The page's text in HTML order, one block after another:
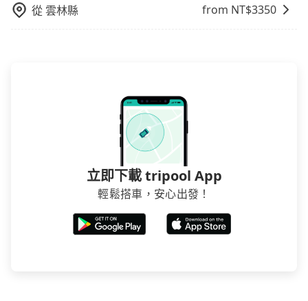
從雲林縣 from NT$3350
立即下載 tripool App
輕鬆搭車，安心出發！